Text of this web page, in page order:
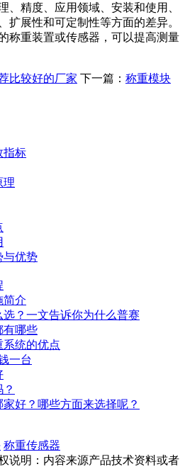
、精度、应用领域、安装和使用、
扩展性和可定制性等方面的差异。
称重装置或传感器，可以提高测量
比较好的厂家 下一篇： 称重模块
指标
理
与优势
简介
？一文告诉你为什么普赛
有哪些
统的优点
一台
好？哪些方面来选择呢？
称重传感器
说明：内容来源产品技术资料或者